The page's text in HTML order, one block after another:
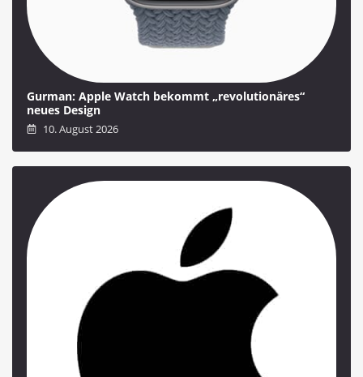
Gurman: Apple Watch bekommt „revolutionäres“
neues Design
10. August 2026